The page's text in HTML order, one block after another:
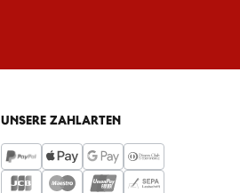
UNSERE ZAHLARTEN